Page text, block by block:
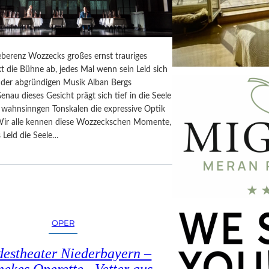
Wozzecks großes ernst trauriges
die Bühne ab, jedes Mal wenn sein Leid sich
abgründigen Musik Alban Bergs
dieses Gesicht prägt sich tief in die Seele
Tonskalen die expressive Optik
alle kennen diese Wozzeckschen Momente,
Leid die Seele…
OPER
Niederbayern –